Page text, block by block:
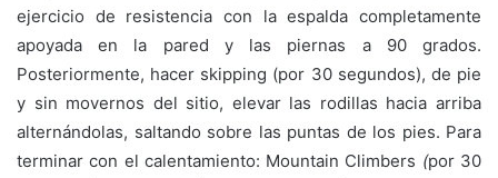
ejercicio de resistencia con la espalda completamente
apoyada en la pared y las piernas a 90 grados.
Posteriormente, hacer skipping (por 30 segundos), de pie
y sin movernos del sitio, elevar las rodillas hacia arriba
alternándolas, saltando sobre las puntas de los pies. Para
terminar con el calentamiento: Mountain Climbers (por 30